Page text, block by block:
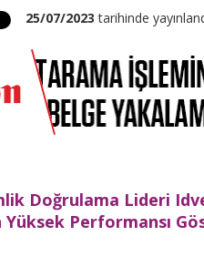
25/07/2023 tarihinde
Doğrulama Lideri
Yüksek Performansı